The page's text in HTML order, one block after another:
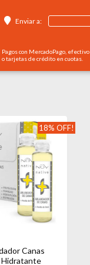
Enviar a:
Pagos con MercadoPago, efectivo
o tarjetas de crédito en cuotas.
18% OFF!
Canas